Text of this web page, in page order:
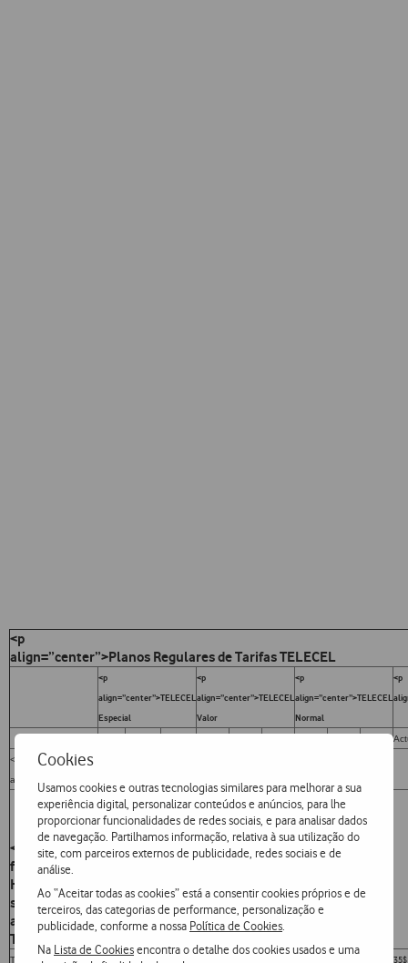
Cookies
Usamos cookies e outras tecnologias similares para melhorar a sua
experiência digital, personalizar conteúdos e anúncios, para lhe
proporcionar funcionalidades de redes sociais, e para analisar dados
de navegação. Partilhamos informação, relativa à sua utilização do
site, com parceiros externos de publicidade, redes sociais e de
análise.
Ao “Aceitar todas as cookies” está a consentir cookies próprios e de
terceiros, das categorias de performance, personalização e
publicidade, conforme a nossa Política de Cookies
Na Lista de Cookiesencontra o detalhe dos cookies usados e uma
<p
align=”center”>Planos Regulares de Tarifas TELECEL
<p
align=”center”>TELECEL
Especial
<p
align=”center”>TELECEL
Valor
<p
align=”center”>TELECEL
Normal
<p
<p
align=”center”>
<font
face=”Arial,
Helvetica”
size=”2″>Para
a Rede
TELECEL
Tarifa Base 35$ 30$ -14,3% 35$